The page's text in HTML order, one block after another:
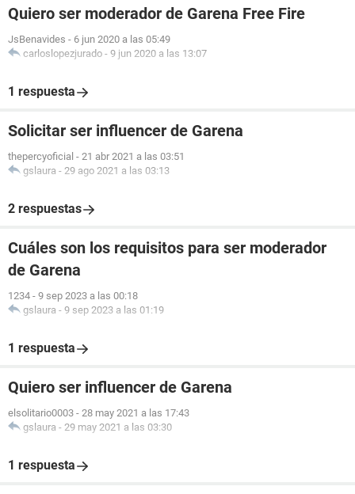
Quiero ser moderador de Garena Free Fire
JsBenavides - 6 jun 2020 a las 05:49
carloslopezjurado - 9 jun 2020 a las 13:07
1 respuesta
Solicitar ser influencer de Garena
thepercyoficial - 21 abr 2021 a las 03:51
gslaura - 29 ago 2021 a las 03:13
2 respuestas
Cuáles son los requisitos para ser moderador
de Garena
1234 - 9 sep 2023 a las 00:18
gslaura - 9 sep 2023 a las 01:19
1 respuesta
Quiero ser influencer de Garena
elsolitario0003 - 28 may 2021 a las 17:43
gslaura - 29 may 2021 a las 03:30
1 respuesta